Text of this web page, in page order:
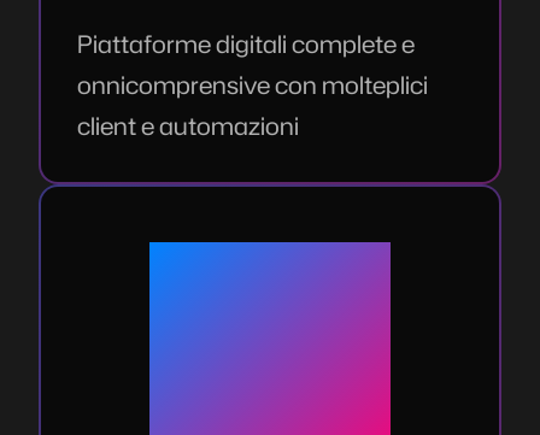
Piattaforme digitali complete e
onnicomprensive con molteplici
client e automazioni